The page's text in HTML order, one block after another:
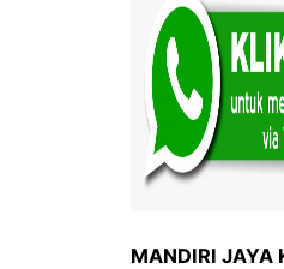
MANDIRI JAYA